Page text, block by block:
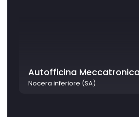
Nocera inferiore (SA)